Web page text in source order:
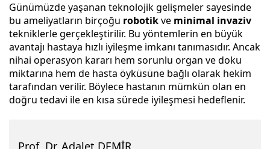
Günümüzde yaşanan teknolojik gelişmeler sayesinde
bu ameliyatların birçoğu robotikve minimal invaziv
tekniklerle gerçekleştirilir. Bu yöntemlerin en büyük
avantajı hastaya hızlı iyileşme imkanı tanımasıdır. Ancak
nihai operasyon kararı hem sorunlu organ ve doku
miktarına hem de hasta öyküsüne bağlı olarak hekim
tarafından verilir. Böylece hastanın mümkün olan en
doğru tedavi ile en kısa sürede iyileşmesi hedeflenir.
Prof. Dr. Adalet DEMİR